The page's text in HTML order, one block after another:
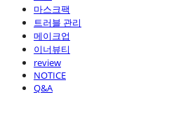
마스크팩
트러블 관리
메이크업
이너뷰티
review
NOTICE
Q&A